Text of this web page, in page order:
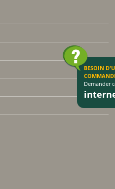
BESOIN
Demander